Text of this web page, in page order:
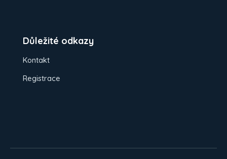
Důležité odkazy
Kontakt
Registrace